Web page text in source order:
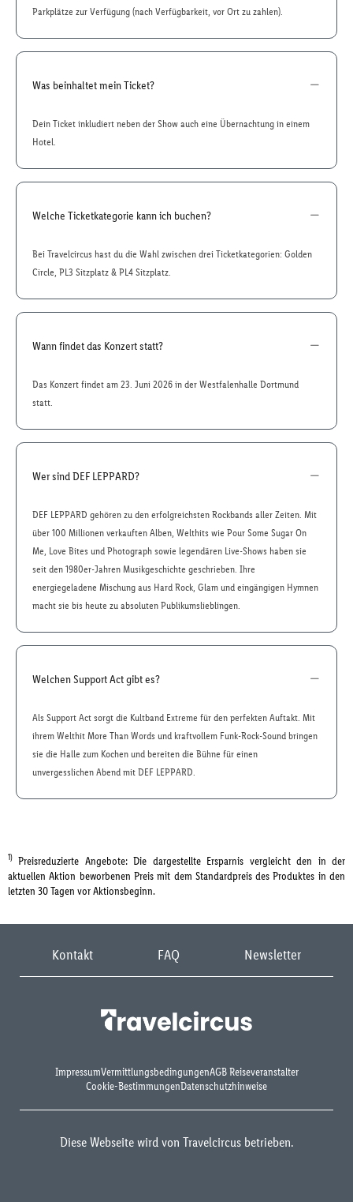
Parkplätze zur Verfügung (nach Verfügbarkeit, vor Ort zu zahlen).
Was beinhaltet mein Ticket?
Dein Ticket inkludiert neben der Show auch eine Übernachtung in einem
Hotel.
Welche Ticketkategorie kann ich buchen?
Bei Travelcircus hast du die Wahl zwischen drei Ticketkategorien: Golden
Circle, PL3 Sitzplatz & PL4 Sitzplatz.
Wann findet das Konzert statt?
Das Konzert findet am 23. Juni 2026 in der Westfalenhalle Dortmund
statt.
Wer sind DEF LEPPARD?
DEF LEPPARD gehören zu den erfolgreichsten Rockbands aller Zeiten. Mit
über 100 Millionen verkauften Alben, Welthits wie Pour Some Sugar On
Me, Love Bites und Photograph sowie legendären Live-Shows haben sie
seit den 1980er-Jahren Musikgeschichte geschrieben. Ihre
energiegeladene Mischung aus Hard Rock, Glam und eingängigen Hymnen
macht sie bis heute zu absoluten Publikumslieblingen.
Welchen Support Act gibt es?
Als Support Act sorgt die Kultband Extreme für den perfekten Auftakt. Mit
ihrem Welthit More Than Words und kraftvollem Funk-Rock-Sound bringen
sie die Halle zum Kochen und bereiten die Bühne für einen
unvergesslichen Abend mit DEF LEPPARD.
1) Preisreduzierte Angebote: Die dargestellte Ersparnis vergleicht den in der
aktuellen Aktion beworbenen Preis mit dem Standardpreis des Produktes in den
letzten 30 Tagen vor Aktionsbeginn.
Kontakt FAQ Newsletter
ImpressumVermittlungsbedingungenAGB Reiseveranstalter
Cookie-BestimmungenDatenschutzhinweise
Diese Webseite wird von Travelcircus betrieben.